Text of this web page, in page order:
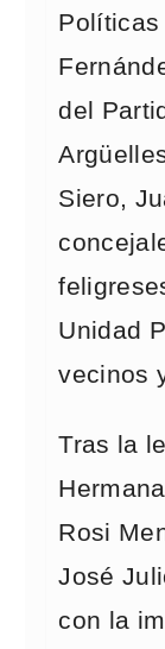
del
Siero,
Unidad
vecinos
Tras la
Rosi
José
con la